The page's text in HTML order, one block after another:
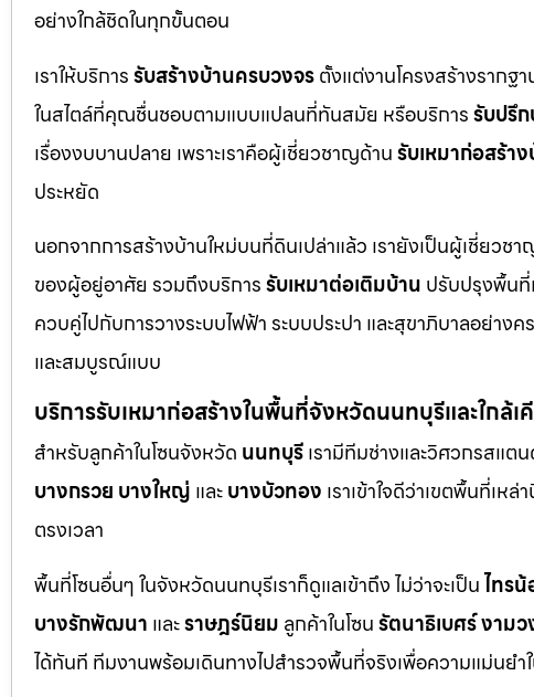
อย่างใกล้ชิดในทุกขั้นตอน
เราให้บริการรับสร้างบ้านครบวงจรตั้งแต่งานโครงสร้างรากฐ
ในสไตล์ที่คุณชื่นชอบตามแบบแปลนที่ทันสมัย หรือบริการรับปรึ
เรื่องงบบานปลาย เพราะเราคือผู้เชี่ยวชาญด้านรับเหมาก่อสร้า
ประหยัด
นอกจากการสร้างบ้านใหม่บนที่ดินเปล่าแล้ว เรายังเป็นผู้เชี่ยวช
ของผู้อยู่อาศัย รวมถึงบริการรับเหมาต่อเติมบ้าน ปรับปรุงพื้นที่
ควบคู่ไปกับการวางระบบไฟฟ้า ระบบประปา และสุขาภิบาลอย่า
และสมบูรณ์แบบ
บริการรับเหมาก่อสร้างในพื้นที่จังหวัดนนทบุรีและใกล้เ
สำหรับลูกค้าในโซนจังหวัด นนทบุรีเรามีทีมช่างและวิศวกรสแต
บางกรวย บางใหญ่ และบางบัวทอง เราเข้าใจดีว่าเขตพื้นที่เ
ตรงเวลา
พื้นที่โซนอื่นๆ ในจังหวัดนนทบุรีเราก็ดูแลเข้าถึง ไม่ว่าจะเป็นไทร
บางรักพัฒนา และราษฎร์นิยม ลูกค้าในโซนรัตนาธิเบศร์งาม
ได้ทันที ทีมงานพร้อมเดินทางไปสำรวจพื้นที่จริงเพื่อความแม่นยำ